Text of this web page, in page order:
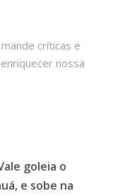
críticas e
nossa
goleia o
e sobe na